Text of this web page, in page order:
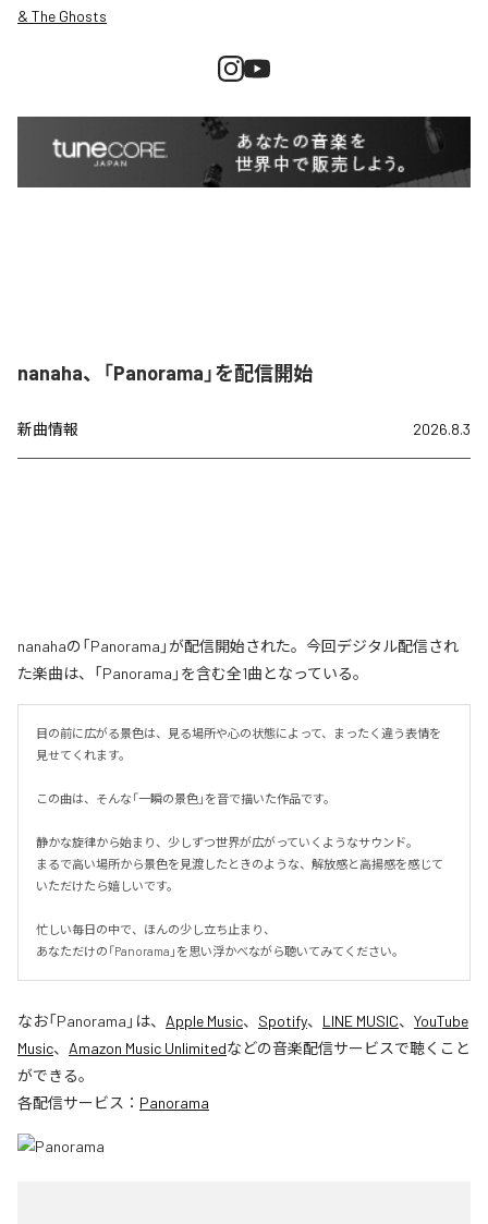
& The Ghosts
nanaha、「Panorama」を配信開始
新曲情報 2026.8.3
nanahaの「Panorama」が配信開始された。今回デジタル配信され
た楽曲は、「Panorama」を含む全1曲となっている。
目の前に広がる景色は、見る場所や心の状態によって、まったく違う表情を
見せてくれます。
この曲は、そんな「一瞬の景色」を音で描いた作品です。
静かな旋律から始まり、少しずつ世界が広がっていくようなサウンド。
まるで高い場所から景色を見渡したときのような、解放感と高揚感を感じて
いただけたら嬉しいです。
忙しい毎日の中で、ほんの少し立ち止まり、
あなただけの「Panorama」を思い浮かべながら聴いてみてください。
なお「Panorama 」は、 Apple Music、 Spotify、 LINE MUSIC、 YouTube
Music、 Amazon Music Unlimitedなどの音楽配信サービスで聴くこと
ができる。
各配信サービス： Panorama